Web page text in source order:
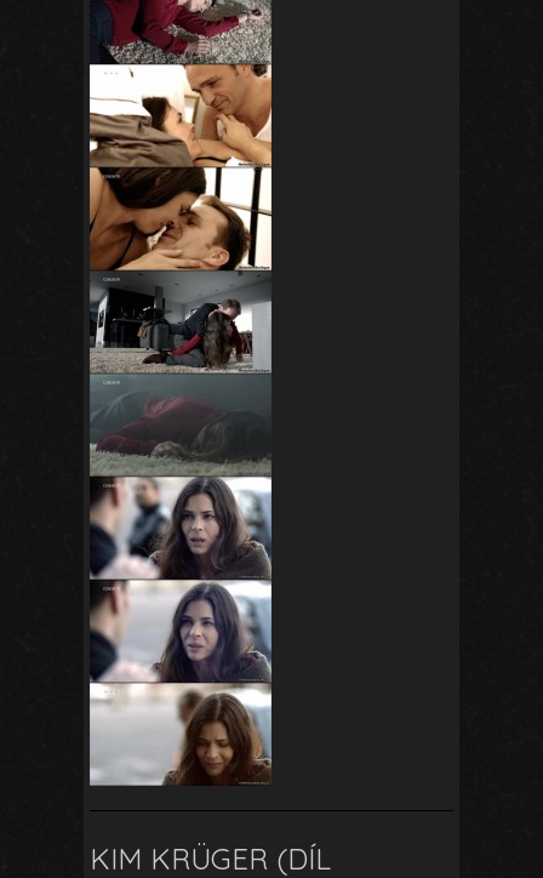
KIM KRÜGER (DÍL